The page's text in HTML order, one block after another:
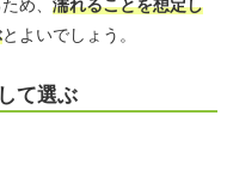
め、 濡れることを想定し
とよいでしょう。
て選ぶ